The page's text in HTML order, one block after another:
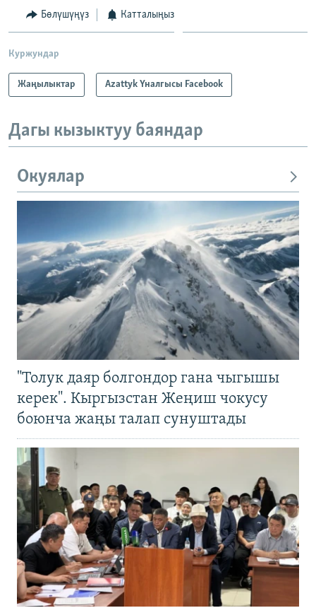
Бөлүшүңүз Катталыңыз
Куржундар
Жаңылыктар Azattyk Үналгысы Facebook
Дагы кызыктуу баяндар
Окуялар
"Толук даяр болгондор гана чыгышы
керек". Кыргызстан Жеңиш чокусу
боюнча жаңы талап сунуштады